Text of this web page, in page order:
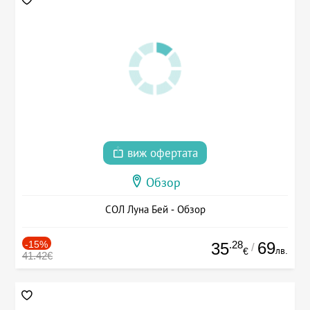
виж офертата
Обзор
СОЛ Луна Бей - Обзор
-15%
41.42€ 35.28
€ / 69лв.